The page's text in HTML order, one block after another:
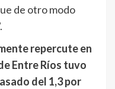
de otro modo
repercute en
Entre Ríos tuvo
del 1,3 por